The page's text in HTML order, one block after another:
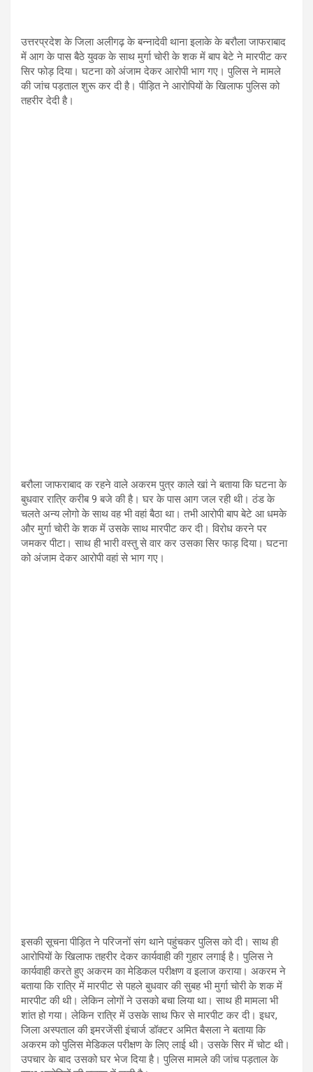
उत्तरप्रदेश के जिला अलीगढ़ के बन्नादेवी थाना इलाके के बरौला जाफराबाद
में आग के पास बैठे युवक के साथ मुर्गा चोरी के शक में बाप बेटे ने मारपीट कर
सिर फोड़ दिया। घटना को अंजाम देकर आरोपी भाग गए। पुलिस ने मामले
की जांच पड़ताल शुरू कर दी है। पीड़ित ने आरोपियों के खिलाफ पुलिस को
तहरीर देदी है।
बरौला जाफराबाद क रहने वाले अकरम पुत्र काले खां ने बताया कि घटना के
बुधवार रात्रि करीब 9 बजे की है। घर के पास आग जल रही थी। ठंड के
चलते अन्य लोगो के साथ वह भी वहां बैठा था। तभी आरोपी बाप बेटे आ धमके
और मुर्गा चोरी के शक में उसके साथ मारपीट कर दी। विरोध करने पर
जमकर पीटा। साथ ही भारी वस्तु से वार कर उसका सिर फाड़ दिया। घटना
को अंजाम देकर आरोपी वहां से भाग गए।
इसकी सूचना पीड़ित ने परिजनों संग थाने पहुंचकर पुलिस को दी। साथ ही
आरोपियों के खिलाफ तहरीर देकर कार्यवाही की गुहार लगाई है। पुलिस ने
कार्यवाही करते हुए अकरम का मेडिकल परीक्षण व इलाज कराया। अकरम ने
बताया कि रात्रि में मारपीट से पहले बुधवार की सुबह भी मुर्गा चोरी के शक में
मारपीट की थी। लेकिन लोगों ने उसको बचा लिया था। साथ ही मामला भी
शांत हो गया। लेकिन रात्रि में उसके साथ फिर से मारपीट कर दी। इधर,
जिला अस्पताल की इमरजेंसी इंचार्ज डॉक्टर अमित बैसला ने बताया कि
अकरम को पुलिस मेडिकल परीक्षण के लिए लाई थी। उसके सिर में चोट थी।
उपचार के बाद उसको घर भेज दिया है। पुलिस मामले की जांच पड़ताल के